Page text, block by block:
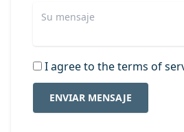
I agree to the terms of
ENVIAR MENSAJE